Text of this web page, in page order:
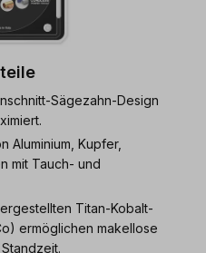
Sägezahn-Design
Aluminium, Kupfer,
mit Tauch- und
Titan-Kobalt-
ermöglichen makellose